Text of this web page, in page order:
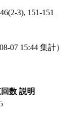
3), 151-151
07 15:44 集計）
数 説明